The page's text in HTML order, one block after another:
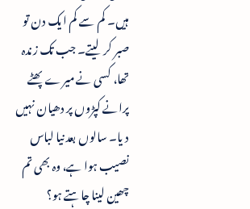
ہیں۔ کم سے کم ایک دن تو
صبر کر لیتے۔ جب تک زندہ
تھا، کسی نے میرے پھٹے
پرانے کپڑوں پر دھیان نہیں
دیا۔ سالوں بعد نیا لباس
نصیب ہوا ہے، وہ بھی تم
چھین لینا چاہتے ہو؟